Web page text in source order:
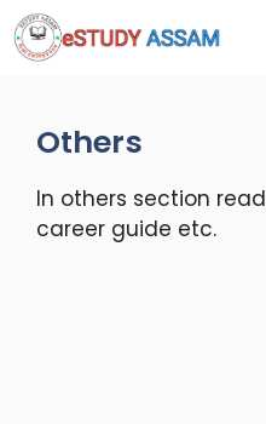
Others
In others section
career guide etc.